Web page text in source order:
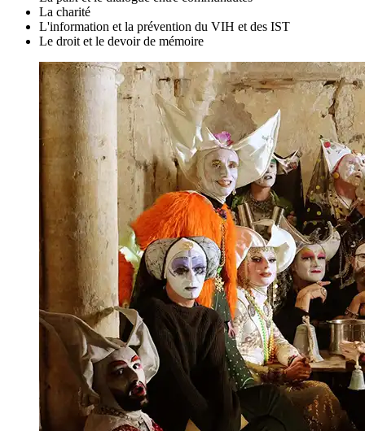
La charité
L'information et la prévention du VIH et des IST
Le droit et le devoir de mémoire